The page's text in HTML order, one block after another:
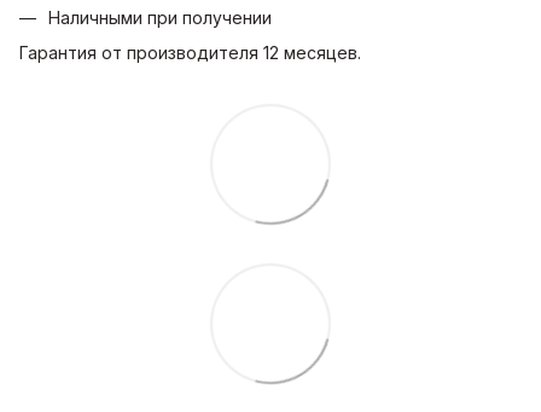
Наличными при получении
Гарантия от производителя 12 месяцев.